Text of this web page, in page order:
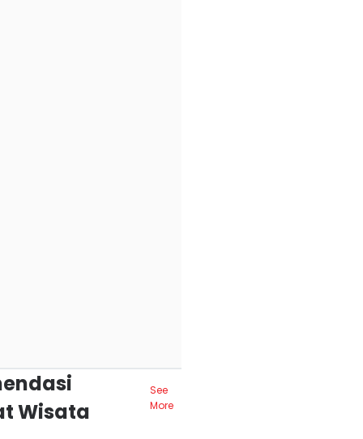
Wisata
See
More